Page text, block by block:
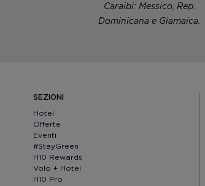
Caraibi: Messico, Rep.
Dominicana e Giamaica.
SEZIONI
Hotel
Offerte
Eventi
#StayGreen
H10 Rewards
Volo + Hotel
H10 Pro